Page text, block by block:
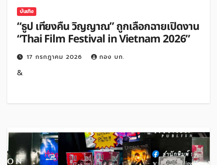
บันเทิง
“ธูป เที่ยงคืน วิญญาณ” ถูกเลือกฉายเปิดงาน
“Thai Film Festival in Vietnam 2026”
17 กรกฎาคม 2026 กอง บก.
&